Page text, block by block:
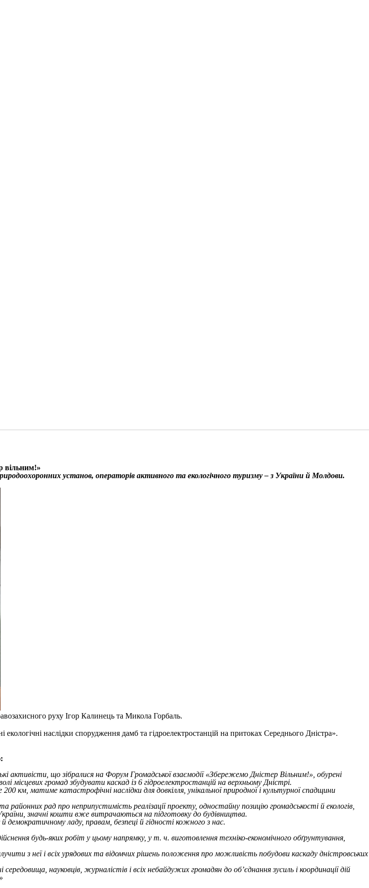
вільним!»
установ, операторів активного та екологічного туризму – з України й Молдови.
руху Ігор Калинець та Микола Горбаль.
наслідки спорудження дамб та гідроелектростанцій на притоках Середнього Дністра».
активісти, що зібралися на Форум Громадської взаємодії «Збережемо Дністер Вільним!», обурені
місцевих громад збудувати каскад із 6 гідроелектростанцій на верхньому Дністрі.
км, матиме катастрофічні наслідки для довкілля, унікальної природної і культурної спадщини
рад про неприпустимість реалізації проекту, одностайну позицію громадськості й екологів,
значні кошти вже витрачаються на підготовку до будівництва.
демократичному ладу, правам, безпеці й гідності кожного з нас.
будь-яких робіт у цьому напрямку, у т. ч. виготовлення техніко-економічного обґрунтування,
з неї і всіх урядових та відомчих рішень положення про можливість побудови каскаду дністровських
науковців, журналістів і всіх небайдужих громадян до об’єднання зусиль і координації дій